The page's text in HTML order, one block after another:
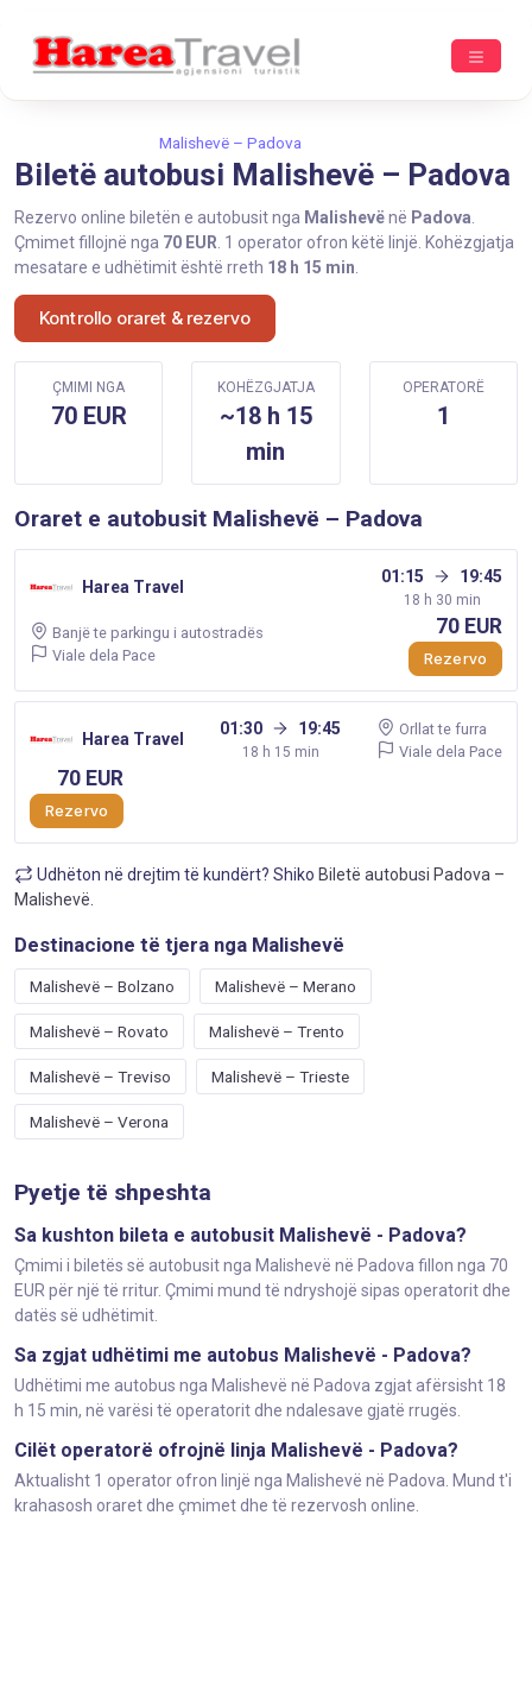
Malishevë – Padova
Biletë autobusi Malishevë – Padova
Rezervo online biletën e autobusit nga Malishevënë Padova
Çmimet fillojnë nga 70 EUR . 1 operator ofron këtë linjë. Kohëzgjatja
mesatare e udhëtimit është rreth 18 h 15 min
Kontrollo oraret & rezervo
ÇMIMI NGA
70 EUR
KOHËZGJATJA
~18 h 15
min
OPERATORË
1
Oraret e autobusit Malishevë – Padova
Harea Travel
01:15 19:45
18 h 30 min
Banjë te parkingu i autostradës
Viale dela Pace
70 EUR
Rezervo
Harea Travel
01:30 19:45
18 h 15 min
Orllat te furra
Viale dela Pace
70 EUR
Rezervo
Udhëton në drejtim të kundërt? Shiko Biletë autobusi Padova –
Malishevë
Destinacione të tjera nga Malishevë
Malishevë – Bolzano Malishevë – Merano
Malishevë – Rovato Malishevë – Trento
Malishevë – Treviso Malishevë – Trieste
Malishevë – Verona
Pyetje të shpeshta
Sa kushton bileta e autobusit Malishevë - Padova?
Çmimi i biletës së autobusit nga Malishevë në Padova fillon nga 70
EUR për një të rritur. Çmimi mund të ndryshojë sipas operatorit dhe
datës së udhëtimit.
Sa zgjat udhëtimi me autobus Malishevë - Padova?
Udhëtimi me autobus nga Malishevë në Padova zgjat afërsisht 18
h 15 min, në varësi të operatorit dhe ndalesave gjatë rrugës.
Cilët operatorë ofrojnë linja Malishevë - Padova?
Aktualisht 1 operator ofron linjë nga Malishevë në Padova. Mund t'i
krahasosh oraret dhe çmimet dhe të rezervosh online.